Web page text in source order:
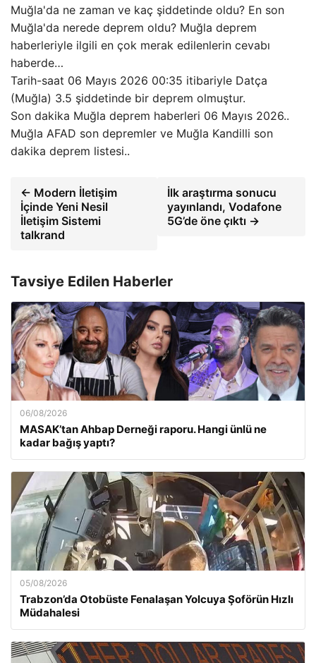
Muğla'da ne zaman ve kaç şiddetinde oldu? En son
Muğla'da nerede deprem oldu? Muğla deprem
haberleriyle ilgili en çok merak edilenlerin cevabı
haberde…
Tarih-saat 06 Mayıs 2026 00:35 itibariyle Datça
(Muğla) 3.5 şiddetinde bir deprem olmuştur.
Son dakika Muğla deprem haberleri 06 Mayıs 2026..
Muğla AFAD son depremler ve Muğla Kandilli son
dakika deprem listesi..
← Modern İletişim
İçinde Yeni Nesil
İletişim Sistemi
talkrand
İlk araştırma sonucu
yayınlandı, Vodafone
5G’de öne çıktı →
Tavsiye Edilen Haberler
06/08/2026
MASAK’tan Ahbap Derneği raporu. Hangi ünlü ne
kadar bağış yaptı?
05/08/2026
Trabzon’da Otobüste Fenalaşan Yolcuya Şoförün Hızlı
Müdahalesi